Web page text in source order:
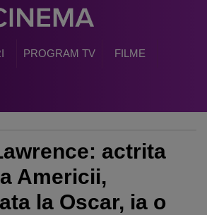
PROGRAM TV FILME
actrita
Americii,
la Oscar, ia o